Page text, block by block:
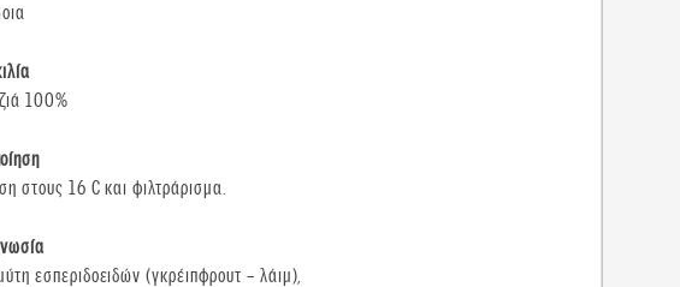
100%
στους 16 C και φιλτράρισμα.
εσπεριδοειδών (γκρέιπφρουτ – λάιμ),